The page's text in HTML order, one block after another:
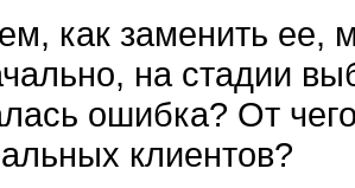
как заменить ее,
на стадии
ошибка? От
клиентов?